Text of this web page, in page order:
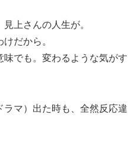
上さんの人生が。
だから。
でも。変わるような気がす
マ）出た時も、全然反応違